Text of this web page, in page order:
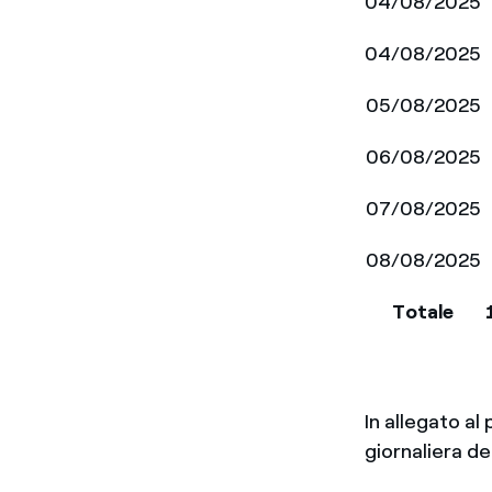
04/08/2025
05/08/2025
06/08/2025
07/08/2025
08/08/2025
Totale
In allegato al
giornaliera